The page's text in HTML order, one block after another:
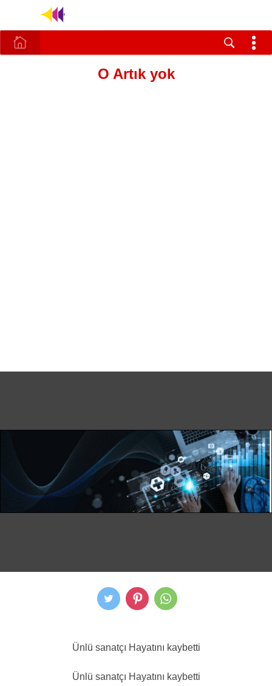
O Artık yok
Ünlü sanatçı Hayatını kaybetti
Ünlü sanatçı Hayatını kaybetti